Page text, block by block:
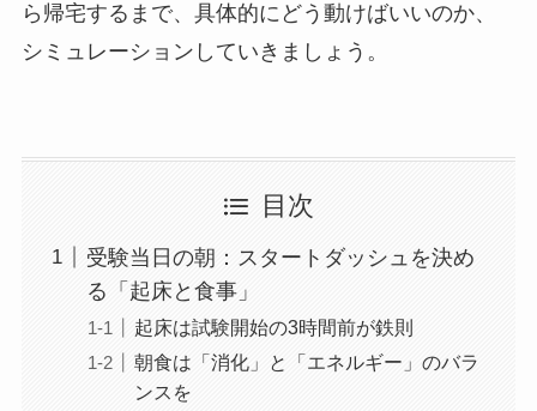
ら帰宅するまで、具体的にどう動けばいいのか、
シミュレーションしていきましょう。
目次
受験当日の朝：スタートダッシュを決め
る「起床と食事」
起床は試験開始の3時間前が鉄則
朝食は「消化」と「エネルギー」のバラ
ンスを